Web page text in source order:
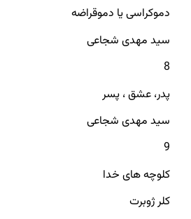
دموکراسی یا دموقراضه
سید مهدی شجاعی
8
پدر، عشق ، پسر
سید مهدی شجاعی
9
کلوچه های خدا
کلر ژوبرت